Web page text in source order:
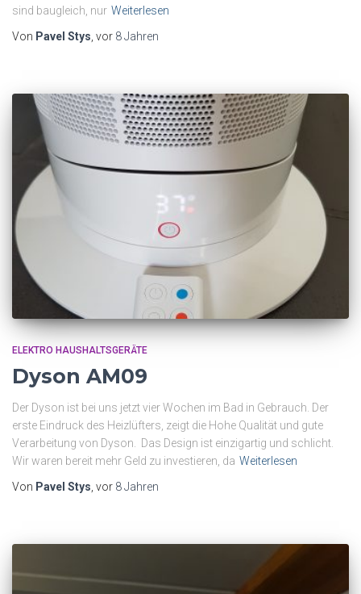
sind baugleich, nur Weiterlesen
Von Pavel Stys , vor 8 Jahren
ELEKTRO HAUSHALTSGERÄTE
Dyson AM09
Der Dyson ist bei uns jetzt vier Wochen im Bad in Gebrauch. Der
erste Eindruck des Heizlüfters, zeigt die Hohe Qualität und gute
Verarbeitung von Dyson. Das Design ist einzigartig und schlicht.
Wir waren bereit mehr Geld zu investieren, da Weiterlesen
Von Pavel Stys , vor 8 Jahren